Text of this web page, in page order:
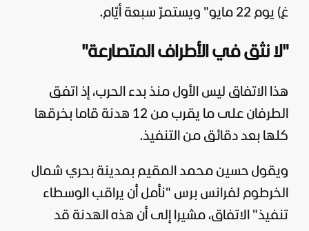
غ) يوم 22 مايو" ويستمرّ سبعة أيّام.
"لا نثق في الأطراف المتصارعة"
هذا الاتفاق ليس الأول منذ بدء الحرب، إذ اتفق
الطرفان على ما يقرب من 12 هدنة قاما بخرقها
كلها بعد دقائق من التنفيذ.
ويقول حسين محمد المقيم بمدينة بحري شمال
الخرطوم لفرانس برس "نأمل أن يراقب الوسطاء
تنفيذ" الاتفاق، مشيرا إلى أن هذه الهدنة قد